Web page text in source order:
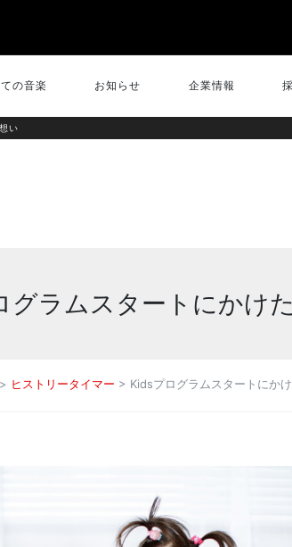
の音楽 お知らせ 企業情報
い
グラムスタートにかけ
> ヒストリータイマー > Kidsプログラムスタートにか